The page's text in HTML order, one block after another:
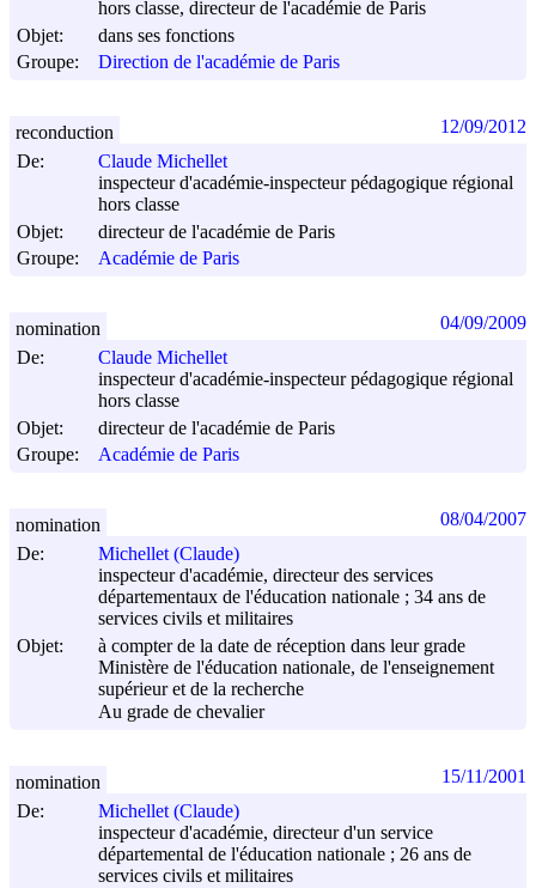
hors classe, directeur de l'académie de Paris
Objet:
dans ses fonctions
Groupe:
Direction de l'académie de Paris
De:
Claude Michellet
inspecteur d'académie-inspecteur pédagogique régional
hors classe
Objet:
directeur de l'académie de Paris
Groupe:
Académie de Paris
reconduction 12/09/2012
De:
Claude Michellet
inspecteur d'académie-inspecteur pédagogique régional
hors classe
Objet:
directeur de l'académie de Paris
Groupe:
Académie de Paris
nomination 04/09/2009
De:
Michellet (Claude)
inspecteur d'académie, directeur des services
départementaux de l'éducation nationale ; 34 ans de
services civils et militaires
Objet:
à compter de la date de réception dans leur grade
Ministère de l'éducation nationale, de l'enseignement
supérieur et de la recherche
Au grade de chevalier
nomination 08/04/2007
De:
Michellet (Claude)
inspecteur d'académie, directeur d'un service
départemental de l'éducation nationale ; 26 ans de
services civils et militaires
nomination 15/11/2001